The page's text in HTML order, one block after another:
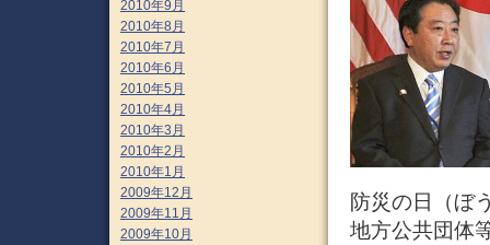
防災の日（ぼ
地方公共団体
2010年9月
2010年8月
2010年7月
2010年6月
2010年5月
2010年4月
2010年3月
2010年2月
2010年1月
2009年12月
2009年11月
2009年10月